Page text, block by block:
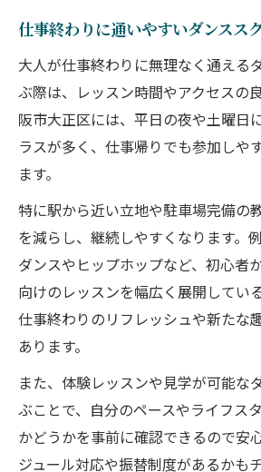
仕事終わりに通いやすいダンスス
大人が仕事終わりに無理なく通える
ぶ際は、レッスン時間やアクセスの
阪市大正区には、平日の夜や土曜日
ラスが多く、仕事帰りでも参加しや
ます。
特に駅から近い立地や駐車場完備の
を減らし、継続しやすくなります。
ダンスやヒップホップなど、初心者
向けのレッスンを幅広く展開してい
仕事終わりのリフレッシュや新たな
あります。
また、体験レッスンや見学が可能な
ぶことで、自分のペースやライフス
かどうかを事前に確認できるので安
ジュール対応や振替制度があるかも